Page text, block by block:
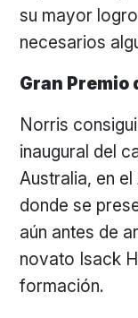
su mayor
necesarios
Gran
Norris
inaugural del
Australia, en
donde se
aún antes de
novato Isack
formación.